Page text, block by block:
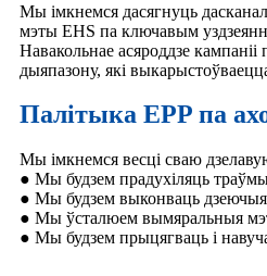
Мы імкнемся дасягнуць
мэты EHS па ключавым
Навакольнае асяроддзе
дыяпазону, які
Палітыка EPP па
Мы імкнемся весці сваю
● Мы будзем прадухіляць
● Мы будзем выконваць дзеючыя
● Мы ўсталюем вымяральныя
● Мы будзем прыцягваць і